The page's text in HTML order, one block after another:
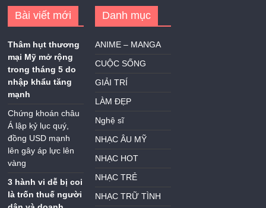
Bài viết mới
Thâm hụt thương
mại Mỹ mở rộng
trong tháng 5 do
nhập khẩu tăng
mạnh
Chứng khoán châu
Á lập kỷ lục quý,
đồng USD mạnh
lên gây áp lực lên
vàng
3 hành vi dễ bị coi
là trốn thuế người
Danh mục
ANIME – MANGA
CUỘC SỐNG
GIẢI TRÍ
LÀM ĐẸP
Nghệ sĩ
NHẠC ÂU MỸ
NHẠC HOT
NHẠC TRẺ
NHẠC TRỮ TÌNH